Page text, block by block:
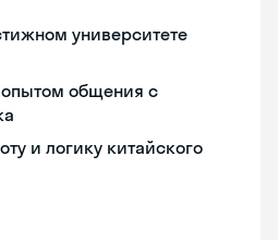
университете
общения с
и логику китайского